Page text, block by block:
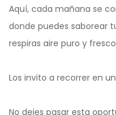
Aquí, cada mañana se
donde puedes saborear
respiras aire puro y
Los invito a recorrer en
No dejes pasar esta